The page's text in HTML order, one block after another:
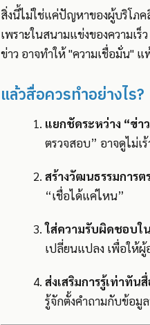
สิ่งนี้ไม่ใช่แค่ปัญหาของผู้บริโภ
เพราะในสนามแข่งของความเ
ข่าว อาจทำให้ "ความเชื่อมั่น" แ
แล้วสื่อควรทำอย่างไร?
แยกชัดระหว่าง “ข่า
ตรวจสอบ” อาจดูไม่เ
สร้างวัฒนธรรมการ
“เชื่อได้แค่ไหน”
ใส่ความรับผิดชอบใ
เปลี่ยนแปลง เพื่อให้
ส่งเสริมการรู้เท่าทัน
รู้จักตั้งคำถามกับข้อมู